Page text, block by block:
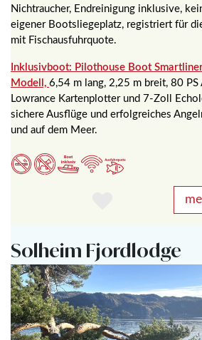
Nichtraucher, Endreinigung inklusive,
eigener Bootsliegeplatz, registriert für
mit Fischausfuhrquote.
Inklusivboot: Pilothouse Boot
Modell, 6,54 m lang, 2,25 m breit, 80 PS
Lowrance Kartenplotter und 7-Zoll
sichere Ausflüge und erfolgreiches
und auf dem Meer.
Solheim Fjordlodge